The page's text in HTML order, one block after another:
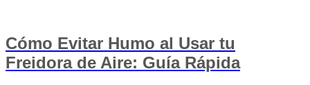
Cómo Evitar Humo al Usar tu
Freidora de Aire: Guía Rápida